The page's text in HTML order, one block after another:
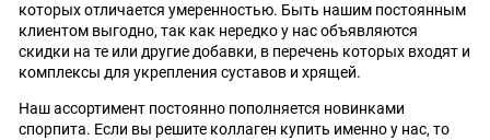
которых отличается умеренностью. Быть нашим постоянным
клиентом выгодно, так как нередко у нас объявляются
скидки на те или другие добавки, в перечень которых входят и
комплексы для укрепления суставов и хрящей.
Наш ассортимент постоянно пополняется новинками
спорпита. Если вы решите коллаген купить именно у нас, то